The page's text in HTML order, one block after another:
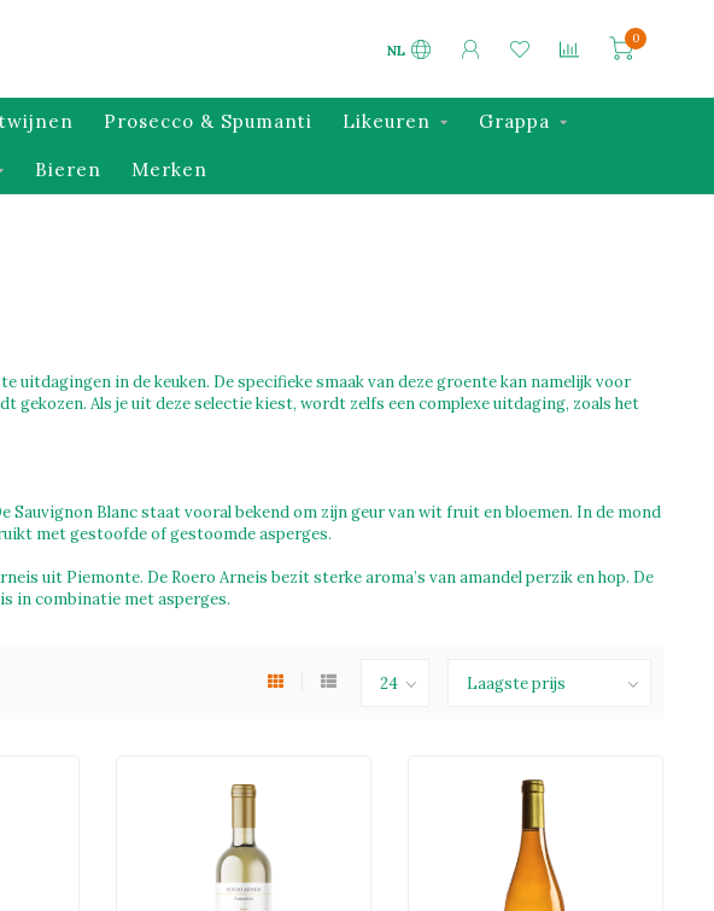
NL
0
Prosecco & Spumanti Likeuren Grappa
Bieren Merken
uitdagingen in de keuken. De specifieke smaak van deze groente kan namelijk voor
Als je uit deze selectie kiest, wordt zelfs een complexe uitdaging, zoals het
Blanc staat vooral bekend om zijn geur van wit fruit en bloemen. In de mond
met gestoofde of gestoomde asperges.
uit Piemonte. De Roero Arneis bezit sterke aroma’s van amandel perzik en hop. De
in combinatie met asperges.